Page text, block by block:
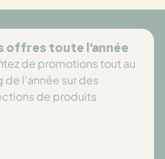
offres toute l’année
de promotions tout au
de l'année sur des
de produits